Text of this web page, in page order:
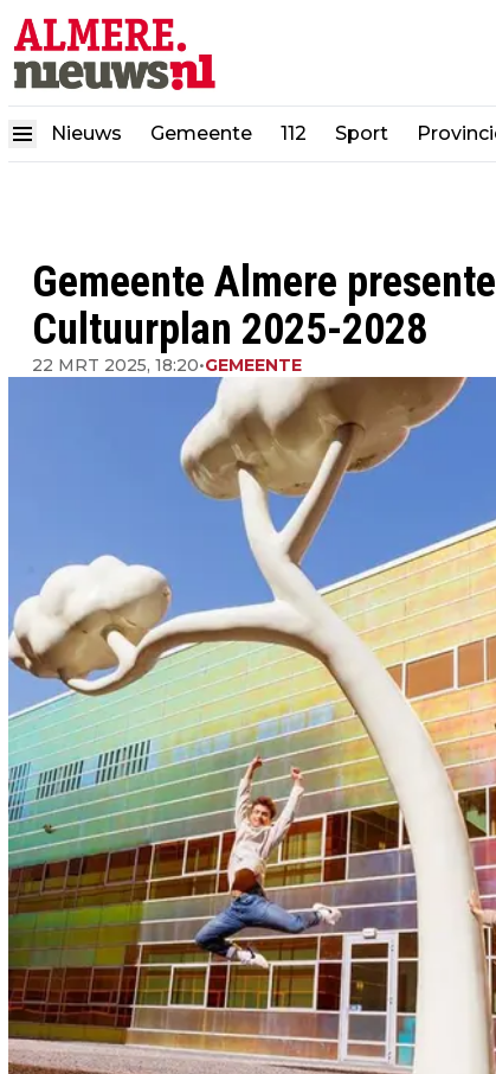
Nieuws Gemeente 112 Sport
Gemeente Almere
Cultuurplan 2025-2028
22 MRT 2025, 18:20•GEMEENTE